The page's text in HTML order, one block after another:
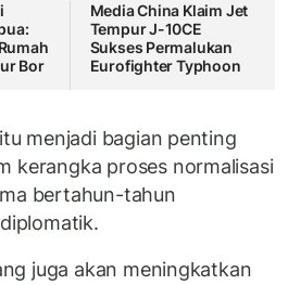
Bor
Media China Klaim Jet
Tempur J-10CE
Sukses Permalukan
Eurofighter Typhoon
menjadi bagian penting
kerangka proses normalisasi
bertahun-tahun
juga akan meningkatkan